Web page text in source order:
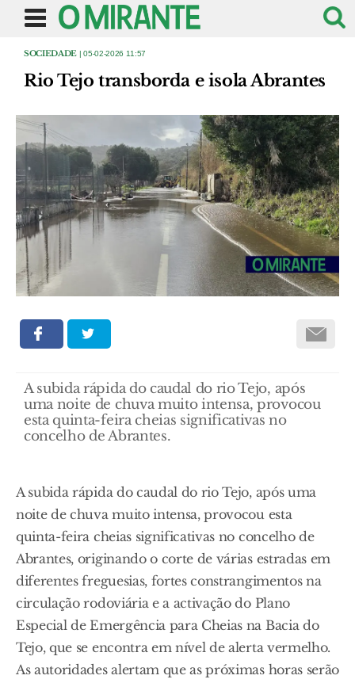
SOCIEDADE | 05-02-2026 11:57
Rio Tejo transborda e isola Abrantes
A subida rápida do caudal do rio Tejo, após
uma noite de chuva muito intensa, provocou
esta quinta-feira cheias significativas no
concelho de Abrantes.
A subida rápida do caudal do rio Tejo, após uma
noite de chuva muito intensa, provocou esta
quinta-feira cheias significativas no concelho de
Abrantes, originando o corte de várias estradas em
diferentes freguesias, fortes constrangimentos na
circulação rodoviária e a activação do Plano
Especial de Emergência para Cheias na Bacia do
Tejo, que se encontra em nível de alerta vermelho.
As autoridades alertam que as próximas horas serão